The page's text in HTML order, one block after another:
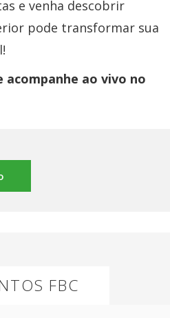
e venha descobrir
pode transformar sua
acompanhe ao vivo no
FBC